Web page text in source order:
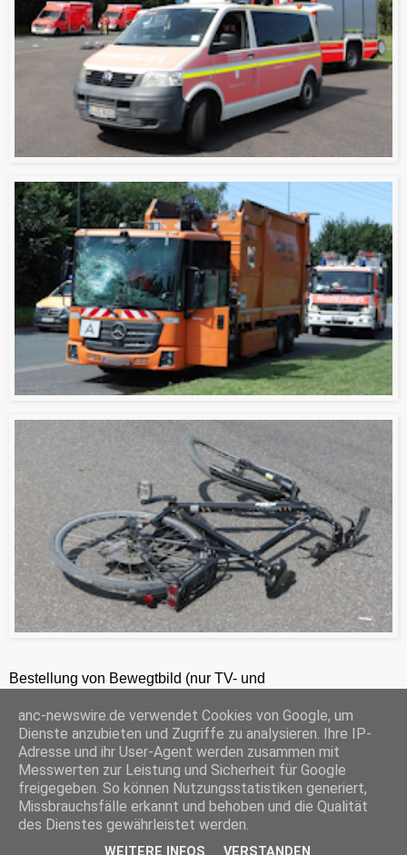
Bestellung von Bewegtbild (nur TV- und
ANC-NEWS-TELEVISION GmbH, Laaksweg 7, 45359 Essen, HRB 12411, Amtsgericht Essen, Geschäftsführer: C. Anhuth
C
o
p
y
L
i
E
m
a
i
l
W
h
a
t
s
A
P
r
i
n
F
i
S
h
a
r
e
‹ Startseite
anc-newswire.de verwendet Cookies von Google, um
Dienste anzubieten und Zugriffe zu analysieren. Ihre IP-
Adresse und ihr User-Agent werden zusammen mit
Messwerten zur Leistung und Sicherheit für Google
freigegeben. So können Nutzungsstatistiken generiert,
Missbrauchsfälle erkannt und behoben und die Qualität
des Dienstes gewährleistet werden.
WEITERE INFOS VERSTANDEN